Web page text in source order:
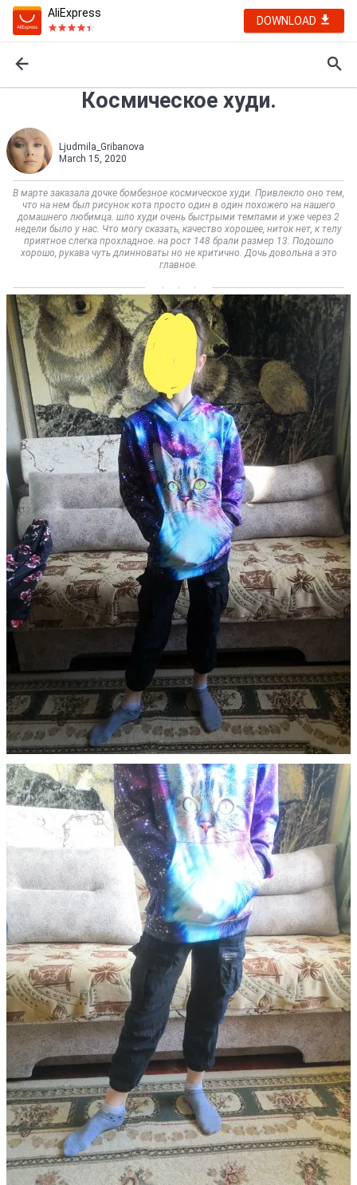
AliExpress
DOWNLOAD
Космическое худи.
Ljudmila_Gribanova
March 15, 2020
В марте заказала дочке бомбезное космическое худи. Привлекло оно тем,
что на нем был рисунок кота просто один в один похожего на нашего
домашнего любимца. шло худи очень быстрыми темпами и уже через 2
недели было у нас. Что могу сказать, качество хорошее, ниток нет, к телу
приятное слегка прохладное. на рост 148 брали размер 13. Подошло
хорошо, рукава чуть длинноваты но не критично. Дочь довольна а это
главное.